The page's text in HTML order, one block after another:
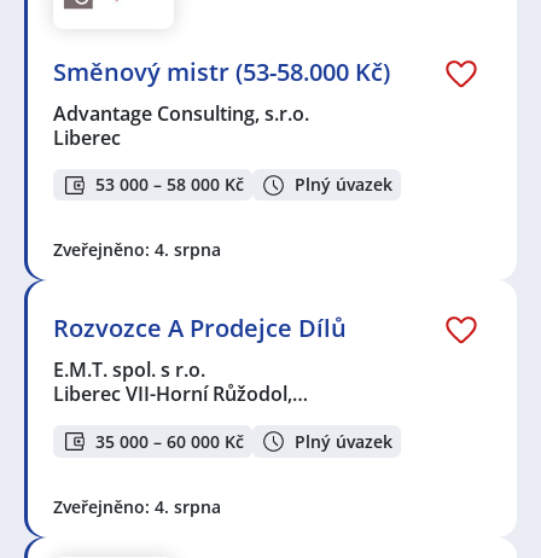
Směnový mistr (53-58.000 Kč)
Advantage Consulting, s.r.o.
Liberec
53 000 – 58 000 Kč Plný úvazek
Zveřejněno: 4. srpna
Rozvozce A Prodejce Dílů
E.M.T. spol. s r.o.
Liberec VII-Horní Růžodol,…
35 000 – 60 000 Kč Plný úvazek
Zveřejněno: 4. srpna